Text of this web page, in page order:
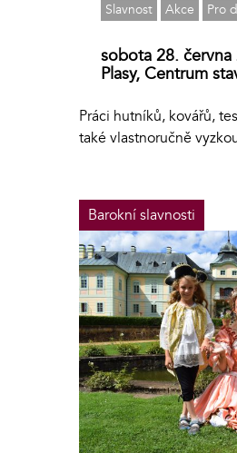
Slavnost Akce Pro
sobota 28.
Plasy, Centrum
Práci hutníků, kovářů,
také vlastnoručně
Barokní slavnosti